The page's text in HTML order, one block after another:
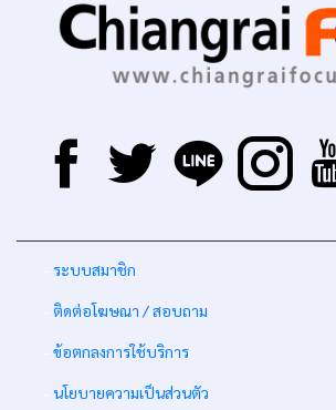
ระบบสมาชิก
ติดต่อโฆษณา / สอบถาม
ข้อตกลงการใช้บริการ
นโยบายความเป็นส่วนตัว